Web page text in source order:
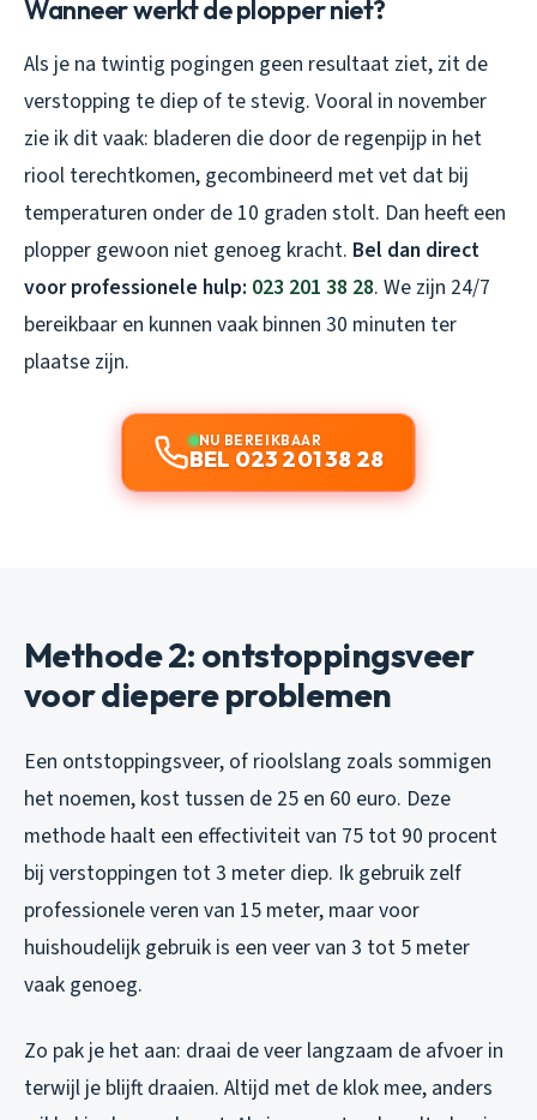
Wanneer werkt de plopper niet?
Als je na twintig pogingen geen resultaat ziet, zit de
verstopping te diep of te stevig. Vooral in november
zie ik dit vaak: bladeren die door de regenpijp in het
riool terechtkomen, gecombineerd met vet dat bij
temperaturen onder de 10 graden stolt. Dan heeft een
plopper gewoon niet genoeg kracht. Bel dan direct
voor professionele hulp: 023 201 38 28. We zijn 24/7
bereikbaar en kunnen vaak binnen 30 minuten ter
plaatse zijn.
NU BEREIKBAAR
BEL 023 201 38 28
Methode 2: ontstoppingsveer
voor diepere problemen
Een ontstoppingsveer, of rioolslang zoals sommigen
het noemen, kost tussen de 25 en 60 euro. Deze
methode haalt een effectiviteit van 75 tot 90 procent
bij verstoppingen tot 3 meter diep. Ik gebruik zelf
professionele veren van 15 meter, maar voor
huishoudelijk gebruik is een veer van 3 tot 5 meter
vaak genoeg.
Zo pak je het aan: draai de veer langzaam de afvoer in
terwijl je blijft draaien. Altijd met de klok mee, anders